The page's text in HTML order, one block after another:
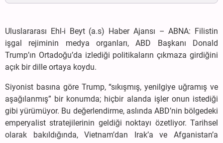
Uluslararası Ehl-i Beyt (a.s) Haber Ajansı – ABNA: Filistin
işgal rejiminin medya organları, ABD Başkanı Donald
Trump’ın Ortadoğu’da izlediği politikaların çıkmaza girdiğini
açık bir dille ortaya koydu.
Siyonist basına göre Trump, “sıkışmış, yenilgiye uğramış ve
aşağılanmış” bir konumda; hiçbir alanda işler onun istediği
gibi yürümüyor. Bu değerlendirme, aslında ABD’nin bölgedeki
emperyalist stratejilerinin geldiği noktayı özetliyor. Tarihsel
olarak bakıldığında, Vietnam’dan Irak’a ve Afganistan’a